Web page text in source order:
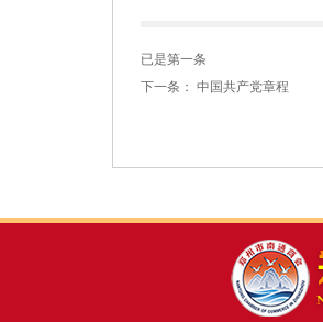
已是第一条
下一条： 中国共产党章程